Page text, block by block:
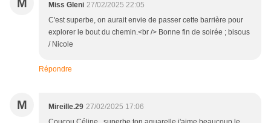
M Miss Gleni 27/02/2025 22:05
C'est superbe, on aurait envie de passer cette barrière pour
explorer le bout du chemin.<br /> Bonne fin de soirée ; bisous
/ Nicole
Répondre
M Mireille.29 27/02/2025 17:06